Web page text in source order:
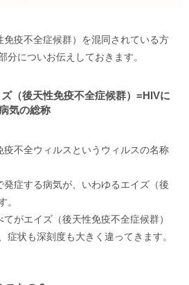
疫不全症候群） を混同されている方
分についお伝えしておきます。
（後天性免疫不全症候群）=HIVに
気の総称
疫不全ウィルスというウィルスの名称
発症する病気が、いわゆるエイズ（後
。
がエイズ（後天性免疫不全症候群）
症状も深刻度も大きく違ってきます。